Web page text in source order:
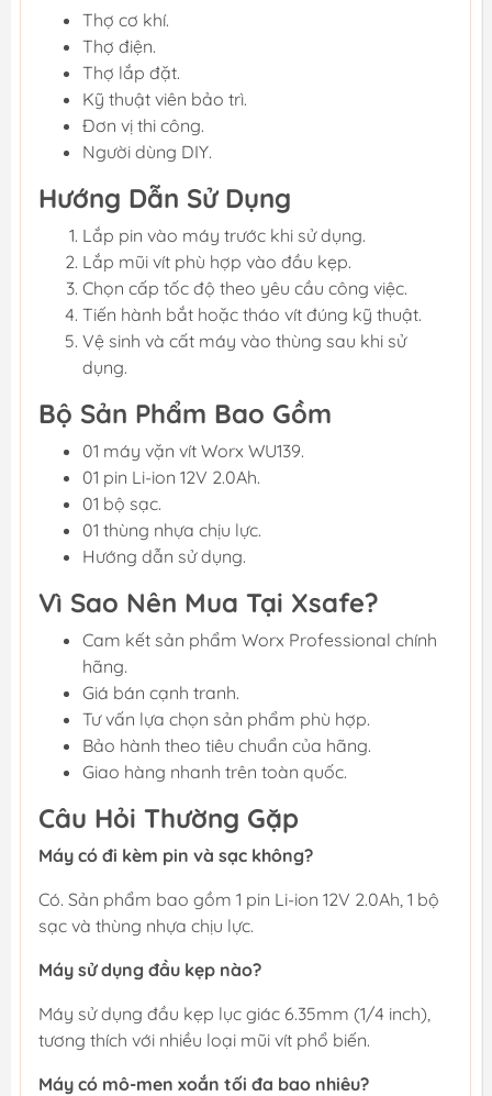
Thợ cơ khí.
Thợ điện.
Thợ lắp đặt.
Kỹ thuật viên bảo trì.
Đơn vị thi công.
Người dùng DIY.
Hướng Dẫn Sử Dụng
Lắp pin vào máy trước khi sử dụng.
Lắp mũi vít phù hợp vào đầu kẹp.
Chọn cấp tốc độ theo yêu cầu công việc.
Tiến hành bắt hoặc tháo vít đúng kỹ thuật.
Vệ sinh và cất máy vào thùng sau khi sử
dụng.
Bộ Sản Phẩm Bao Gồm
01 máy vặn vít Worx WU139.
01 pin Li-ion 12V 2.0Ah.
01 bộ sạc.
01 thùng nhựa chịu lực.
Hướng dẫn sử dụng.
Vì Sao Nên Mua Tại Xsafe?
Cam kết sản phẩm Worx Professional chính
hãng.
Giá bán cạnh tranh.
Tư vấn lựa chọn sản phẩm phù hợp.
Bảo hành theo tiêu chuẩn của hãng.
Giao hàng nhanh trên toàn quốc.
Câu Hỏi Thường Gặp
Máy có đi kèm pin và sạc không?
Có. Sản phẩm bao gồm 1 pin Li-ion 12V 2.0Ah, 1 bộ
sạc và thùng nhựa chịu lực.
Máy sử dụng đầu kẹp nào?
Máy sử dụng đầu kẹp lục giác 6.35mm (1/4 inch),
tương thích với nhiều loại mũi vít phổ biến.
Máy có mô-men xoắn tối đa bao nhiêu?